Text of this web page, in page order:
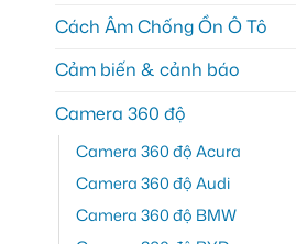
Cách Âm Chống Ồn Ô Tô
Cảm biến & cảnh báo
Camera 360 độ
Camera 360 độ Acura
Camera 360 độ Audi
Camera 360 độ BMW